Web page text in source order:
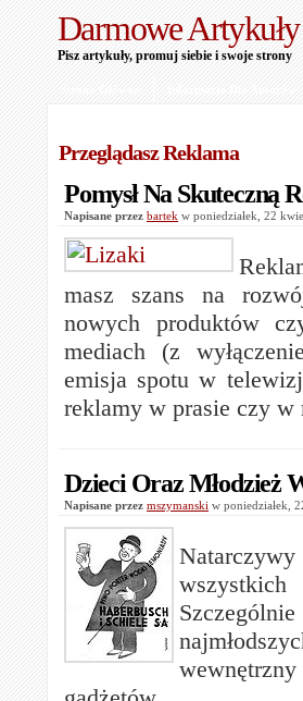
Darmowe
Pisz artykuły, promuj siebie i swoje strony
Przeglądasz Reklama
Pomysł Na Skuteczną
Napisane przez bartek w poniedziałek, 22
masz szans na
nowych produktów
mediach (z
emisja spotu w
reklamy w prasie czy
Dzieci Oraz Młodzież
Napisane przez mszymanski w poniedziałek,